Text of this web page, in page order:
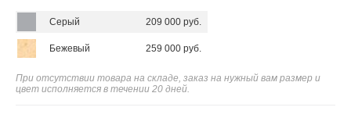
Серый 209 000 руб.
Бежевый 259 000 руб.
При отсутствии товара на складе, заказ на нужный вам размер и
цвет исполняется в течении 20 дней.